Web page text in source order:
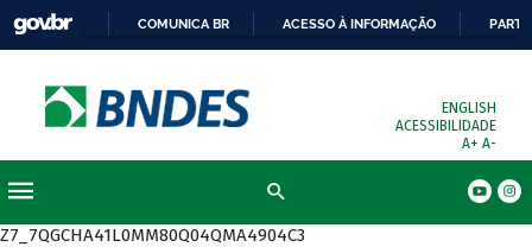
COMUNICA BR ACESSO À INFORMAÇÃO
ENGLISH
ACESSIBILIDADE
A+ A-
Z7_7QGCHA41L0MM80Q04QMA4904C3